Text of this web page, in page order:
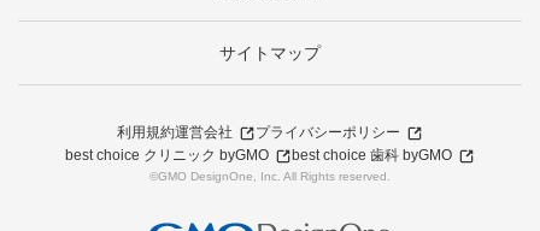
サイトマップ
利用規約運営会社
プライバシーポリシー
best choice クリニック byGMO
best choice 歯科 byGMO
©GMO DesignOne, Inc. All Rights reserved.